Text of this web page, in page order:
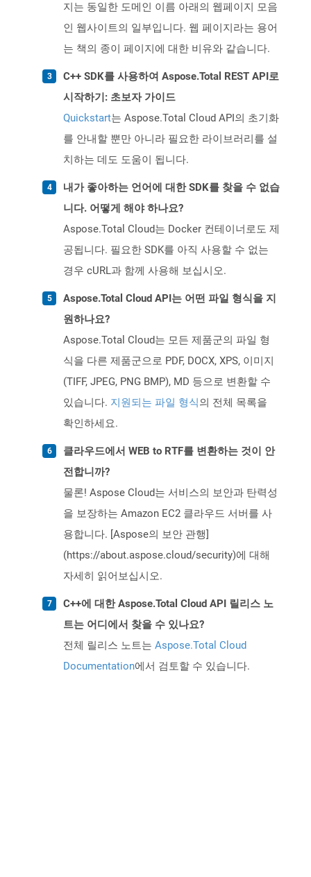
지는 동일한 도메인 이름 아래의 웹페이지 모음
인 웹사이트의 일부입니다. 웹 페이지라는 용어
는 책의 종이 페이지에 대한 비유와 같습니다.
C++ SDK를 사용하여 Aspose.Total REST API로
시작하기: 초보자 가이드
Quickstart는 Aspose.Total Cloud API의 초기화
를 안내할 뿐만 아니라 필요한 라이브러리를 설
치하는 데도 도움이 됩니다.
내가 좋아하는 언어에 대한 SDK를 찾을 수 없습
니다. 어떻게 해야 하나요?
Aspose.Total Cloud는 Docker 컨테이너로도 제
공됩니다. 필요한 SDK를 아직 사용할 수 없는
경우 cURL과 함께 사용해 보십시오.
Aspose.Total Cloud API는 어떤 파일 형식을 지
원하나요?
Aspose.Total Cloud는 모든 제품군의 파일 형
식을 다른 제품군으로 PDF, DOCX, XPS, 이미지
(TIFF, JPEG, PNG BMP), MD 등으로 변환할 수
있습니다. 지원되는 파일 형식의 전체 목록을
확인하세요.
클라우드에서 WEB to RTF를 변환하는 것이 안
전합니까?
물론! Aspose Cloud는 서비스의 보안과 탄력성
을 보장하는 Amazon EC2 클라우드 서버를 사
용합니다. [Aspose의 보안 관행]
(https://about.aspose.cloud/security)에 대해
자세히 읽어보십시오.
C++에 대한 Aspose.Total Cloud API 릴리스 노
트는 어디에서 찾을 수 있나요?
전체 릴리스 노트는 Aspose.Total Cloud
Documentation에서 검토할 수 있습니다.